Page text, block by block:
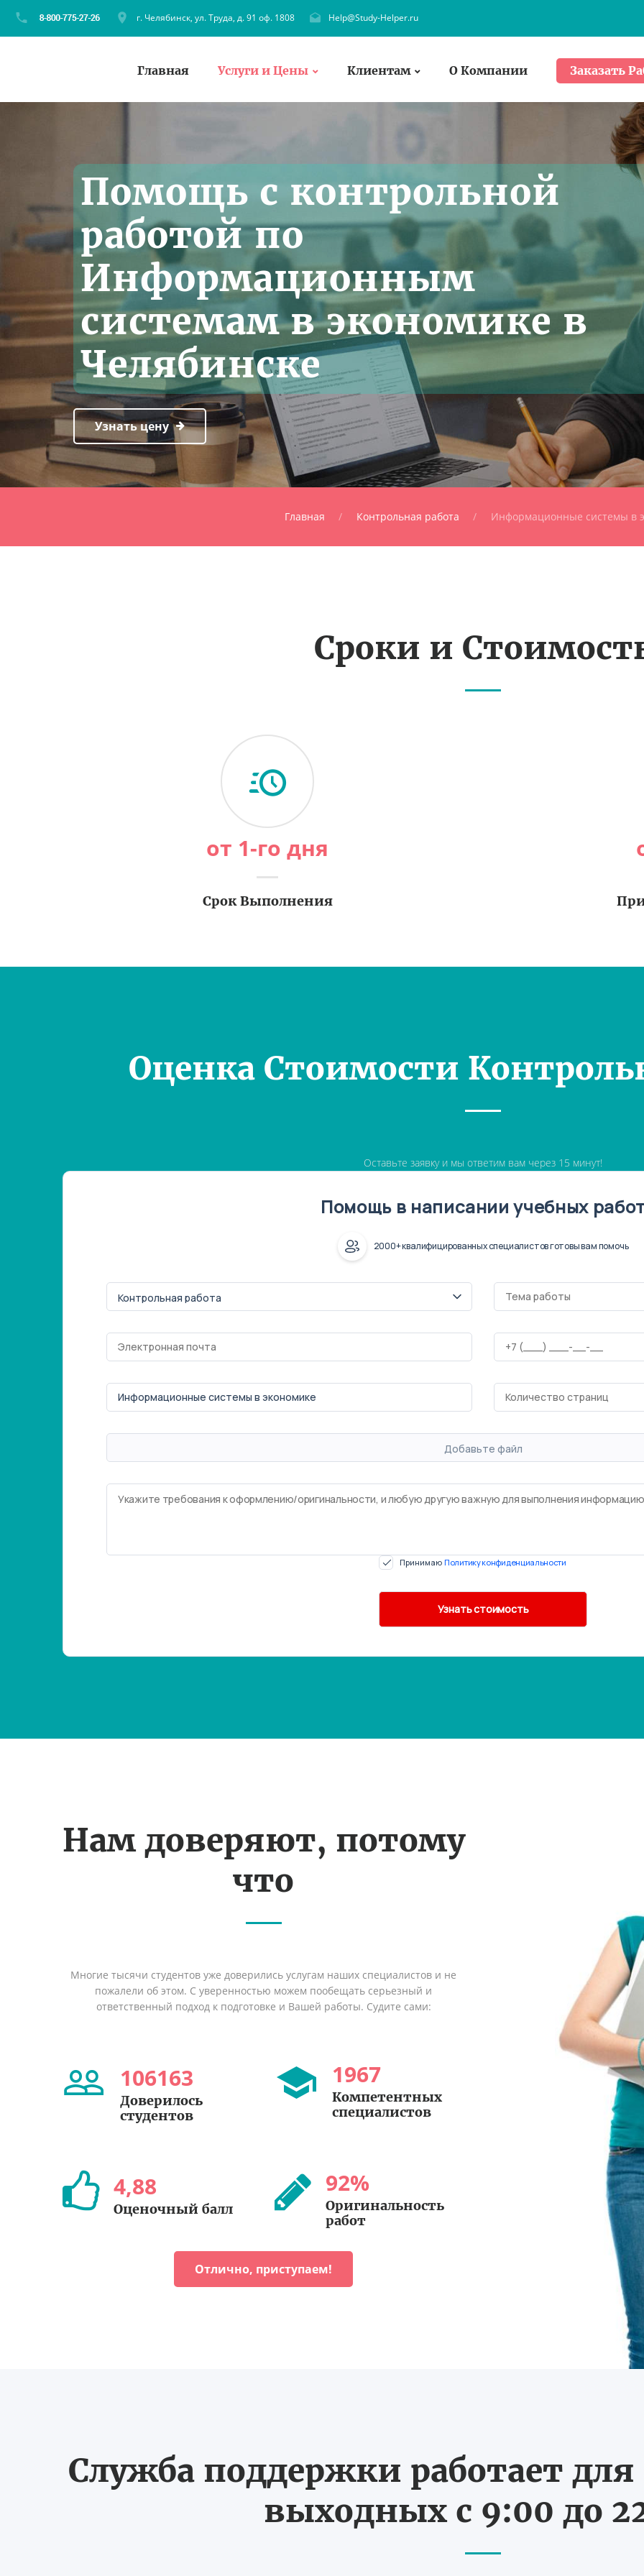
г. Челябинск, ул. Труда, д. 91 оф. 1808 Help@Study-Helper.ru
Главная Услуги и Цены Клиентам О Компании Заказать
Помощь с контрольной
работой по
Информационным
системам в экономике в
Челябинске
Узнать цену
Главная Контрольная работа Информационные системы в
Сроки и
от 1-го дня
Срок Выполнения
Оценка Стоимости
Оставьте заявку и мы ответим вам через 15 минут!
Помощь в написании учебных
2000+ квалифицированных специалистов готовы вам помочь
Добавьте файл
Принимаю Политику конфиденциальности
Нам доверяют, потому
что
Многие тысячи студентов уже доверились услугам наших специалистов и не
пожалели об этом. С уверенностью можем пообещать серьезный и
ответственный подход к подготовке и Вашей работы. Судите сами:
106163
Доверилось
студентов
1967
Компетентных
специалистов
4,88
Оценочный балл
92%
Оригинальность
работ
Отлично, приступаем!
Служба поддержки работает для
выходных с 9:00 до